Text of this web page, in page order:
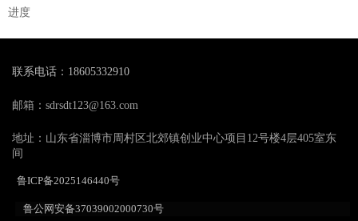
进度
联系电话：18605332910
邮箱：sdrsdt123@163.com
地址：山东省淄博市周村区北郊镇创业中心项目12号楼4层405室东
间
鲁ICP备2025146440号
鲁公网安备37039002000730号